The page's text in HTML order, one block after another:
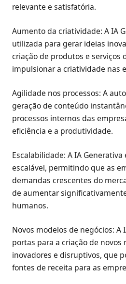
relevante e satisfatória.
Aumento da criatividade: A IA
utilizada para gerar ideias
criação de produtos e serviços
impulsionar a criatividade nas
Agilidade nos processos: A
geração de conteúdo
processos internos das
eficiência e a produtividade.
Escalabilidade: A IA
escalável, permitindo que as
demandas crescentes do
de aumentar
humanos.
Novos modelos de negócios: A
portas para a criação de novos
inovadores e disruptivos, que
fontes de receita para as